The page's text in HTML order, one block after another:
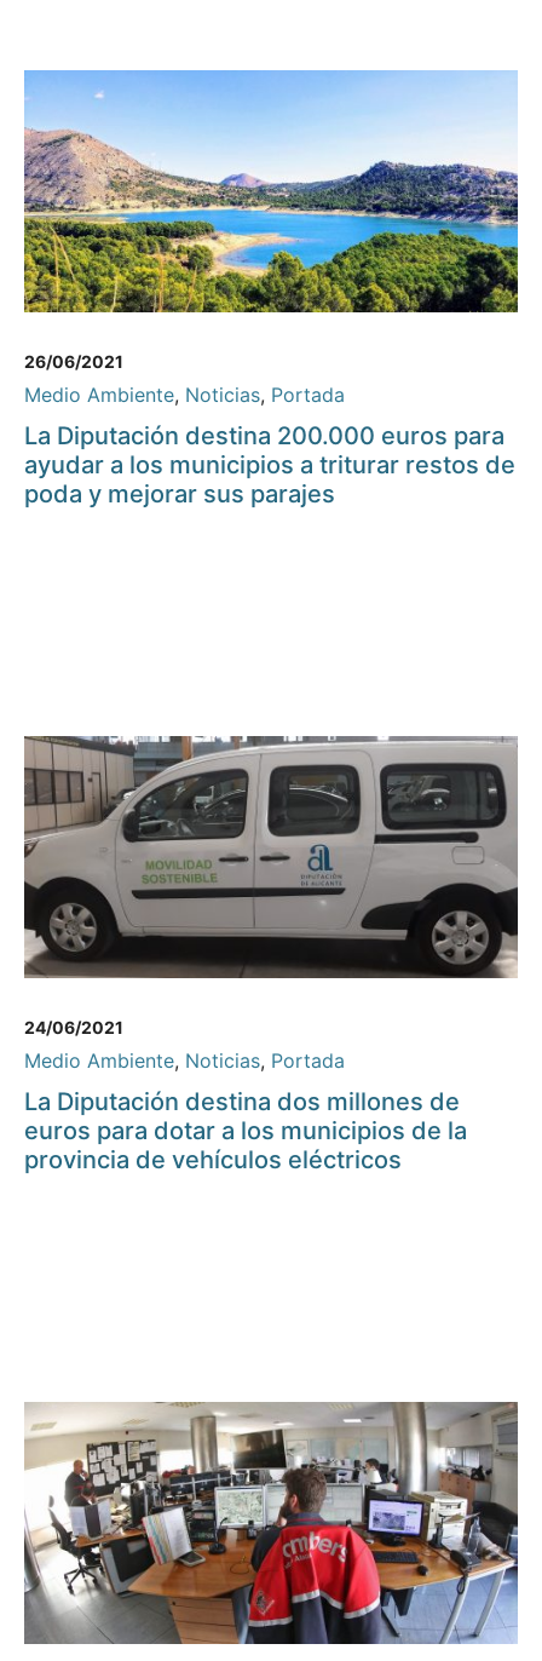
26/06/2021
Medio Ambiente, Noticias, Portada
La Diputación destina 200.000 euros para
ayudar a los municipios a triturar restos de
poda y mejorar sus parajes
24/06/2021
Medio Ambiente, Noticias, Portada
La Diputación destina dos millones de
euros para dotar a los municipios de la
provincia de vehículos eléctricos